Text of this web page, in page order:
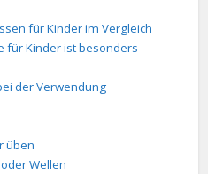
für Kinder im Vergleich
für Kinder ist besonders
der Verwendung
üben
Wellen